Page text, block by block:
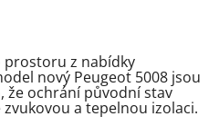
prostoru z nabídky
nový Peugeot 5008 jsou
že ochrání původní stav
a tepelnou izolaci.